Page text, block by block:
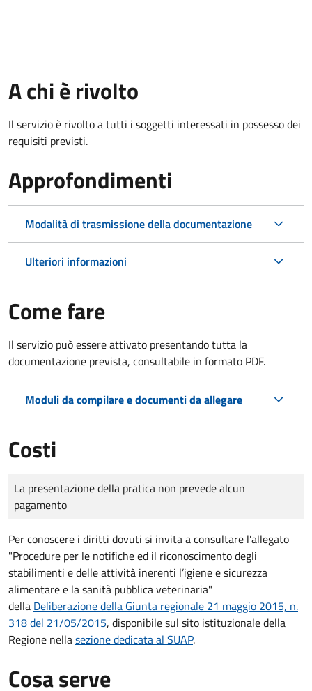
A chi è rivolto
Il servizio è rivolto a tutti i soggetti interessati in possesso dei
requisiti previsti.
Approfondimenti
Modalità di trasmissione della documentazione
Ulteriori informazioni
Come fare
Il servizio può essere attivato presentando tutta la
documentazione prevista, consultabile in formato PDF.
Moduli da compilare e documenti da allegare
Costi
Tipo di pagamento
Importo
La presentazione della pratica non prevede alcun
pagamento
Per conoscere i diritti dovuti si invita a consultare l'allegato
"Procedure per le notifiche ed il riconoscimento degli
stabilimenti e delle attività inerenti l’igiene e sicurezza
alimentare e la sanità pubblica veterinaria"
della Deliberazione della Giunta regionale 21 maggio 2015, n.
318 del 21/05/2015, disponibile sul sito istituzionale della
Regione nellasezione dedicata al SUAP.
Cosa serve